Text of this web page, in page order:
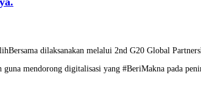
dilaksanakan melalui 2nd G20 Global
mendorong digitalisasi yang #BeriMakna pada